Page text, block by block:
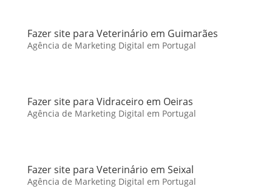
Fazer site para Veterinário em Guimarães
Agência de Marketing Digital em Portugal
Fazer site para Vidraceiro em Oeiras
Agência de Marketing Digital em Portugal
Fazer site para Veterinário em Seixal
Agência de Marketing Digital em Portugal